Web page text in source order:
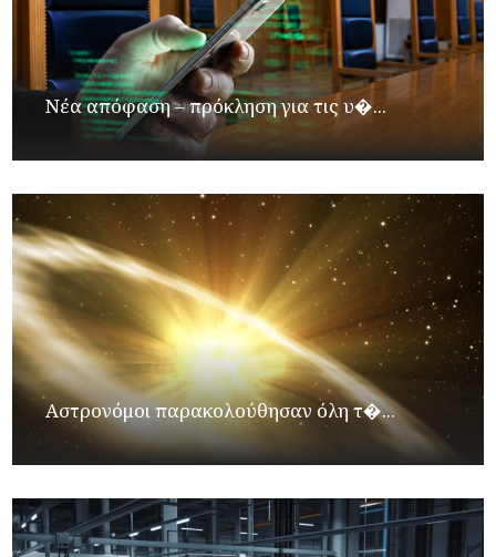
Νέα απόφαση – πρόκληση για τις υ�...
Αστρονόμοι παρακολούθησαν όλη τ�...